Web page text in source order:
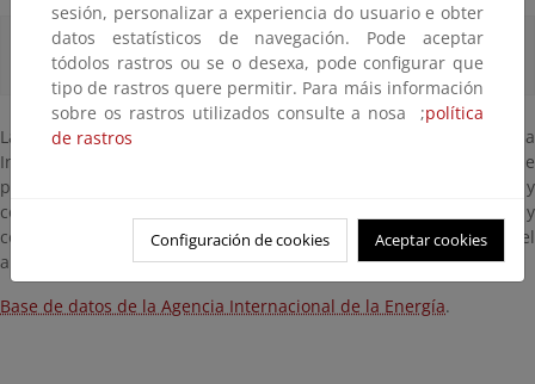
Base de datos mundial sobre precios y cotizaciones.
La Agencia Internacional de la Energía ha puesto en Internet la
Iniciativa Conjunta de Datos Petrolíferos (JODI). Contiene datos de
producción de crudo, consumo de productos petrolíferos y
cotizaciones de los principales países productores y
consumidores, además de otros, hasta un total de 90, desde el
año 2002 a un mes antes de la fecha actual.
Base de datos de la Agencia Internacional de la Energía.
sesión, personalizar a experiencia do usuario e obter
datos estatísticos de navegación. Pode aceptar
tódolos rastros ou se o desexa, pode configurar que
tipo de rastros quere permitir. Para máis información
sobre os rastros utilizados consulte a nosa ;política
de rastros
Configuración de cookies Aceptar cookies